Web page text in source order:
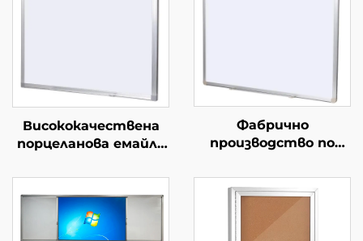
Висококачествена
порцеланова емайла
съдържание с маркер
различни размери от
магнитна P3
керамична
Фабрично
производство по
Стандартна за
офиса бяла дъска за
стена с магнитен
ефект Бяла дъска за